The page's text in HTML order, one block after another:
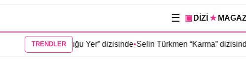
☰ ▣ DİZİ ★
TRENDLER
Doğduğu Yer” dizisinde•Selin Türkmen “Karma” dizisinde